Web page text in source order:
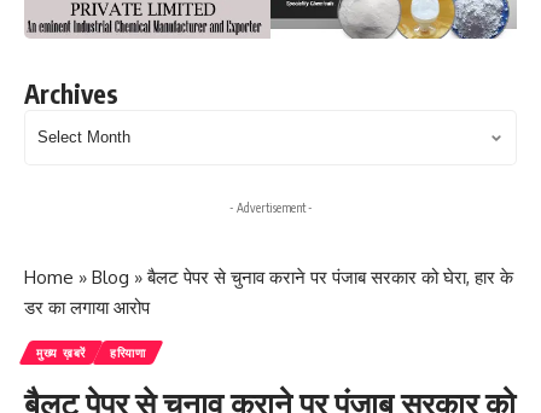
Archives
- Advertisement -
Home » Blog »बैलट पेपर से चुनाव कराने पर पंजाब सरकार को घेरा, हार के
डर का लगाया आरोप
मुख्य ख़बरें हरियाणा
बैलट पेपर से चुनाव कराने पर पंजाब सरकार को